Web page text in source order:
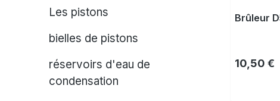
Les pistons
bielles de pistons
réservoirs d'eau de
condensation
Brûleur
Prix
10,50 €